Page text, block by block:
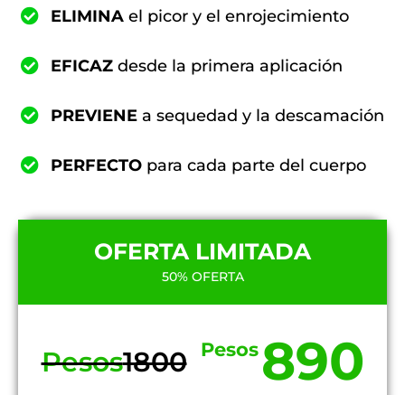
ELIMINA el picor y el enrojecimiento
EFICAZ desde la primera aplicación
PREVIENE a sequedad y la descamación
PERFECTO para cada parte del cuerpo
OFERTA LIMITADA
50% OFERTA
Pesos1800 Pesos 890